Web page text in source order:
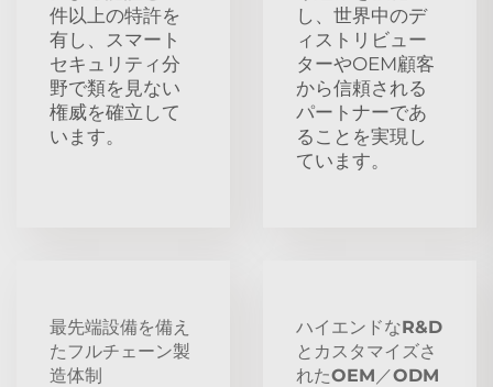
件以上の特許を
有し、スマート
セキュリティ分
野で類を見ない
権威を確立して
います。
し、世界中のデ
ィストリビュー
ターやOEM顧客
から信頼される
パートナーであ
ることを実現し
ています。
最先端設備を備え
たフルチェーン製
造体制
ハイエンドなR&D
とカスタマイズさ
れたOEM／ODM